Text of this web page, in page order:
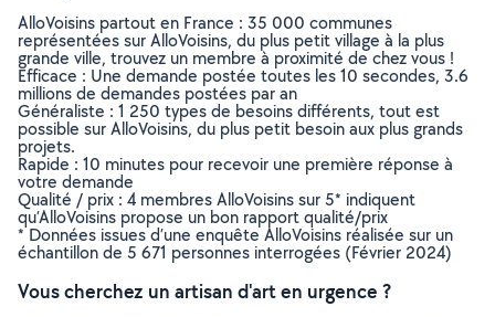
AlloVoisins partout en France : 35 000 communes
représentées sur AlloVoisins, du plus petit village à la plus
grande ville, trouvez un membre à proximité de chez vous !
Efficace : Une demande postée toutes les 10 secondes, 3.6
millions de demandes postées par an
Généraliste : 1 250 types de besoins différents, tout est
possible sur AlloVoisins, du plus petit besoin aux plus grands
projets.
Rapide : 10 minutes pour recevoir une première réponse à
votre demande
Qualité / prix : 4 membres AlloVoisins sur 5* indiquent
qu’AlloVoisins propose un bon rapport qualité/prix
* Données issues d’une enquête AlloVoisins réalisée sur un
échantillon de 5 671 personnes interrogées (Février 2024)
Vous cherchez un artisan d'art en urgence ?